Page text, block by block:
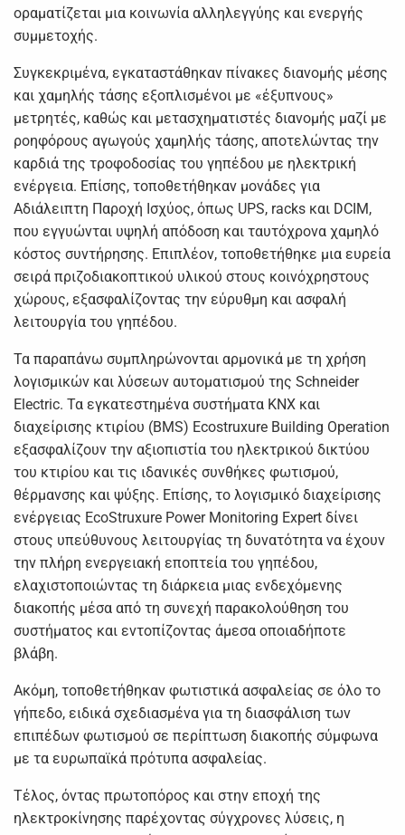
οραματίζεται μια κοινωνία αλληλεγγύης και ενεργής
συμμετοχής.
Συγκεκριμένα, εγκαταστάθηκαν πίνακες διανομής μέσης
και χαμηλής τάσης εξοπλισμένοι με «έξυπνους»
μετρητές, καθώς και μετασχηματιστές διανομής μαζί με
ροηφόρους αγωγούς χαμηλής τάσης, αποτελώντας την
καρδιά της τροφοδοσίας του γηπέδου με ηλεκτρική
ενέργεια. Επίσης, τοποθετήθηκαν μονάδες για
Αδιάλειπτη Παροχή Ισχύος, όπως UPS, racks και DCIM,
που εγγυώνται υψηλή απόδοση και ταυτόχρονα χαμηλό
κόστος συντήρησης. Επιπλέον, τοποθετήθηκε μια ευρεία
σειρά πριζοδιακοπτικού υλικού στους κοινόχρηστους
χώρους, εξασφαλίζοντας την εύρυθμη και ασφαλή
λειτουργία του γηπέδου.
Τα παραπάνω συμπληρώνονται αρμονικά με τη χρήση
λογισμικών και λύσεων αυτοματισμού της Schneider
Electric. Τα εγκατεστημένα συστήματα KNX και
διαχείρισης κτιρίου (BMS) Ecostruxure Building Operation
εξασφαλίζουν την αξιοπιστία του ηλεκτρικού δικτύου
του κτιρίου και τις ιδανικές συνθήκες φωτισμού,
θέρμανσης και ψύξης. Επίσης, το λογισμικό διαχείρισης
ενέργειας EcoStruxure Power Monitoring Expert δίνει
στους υπεύθυνους λειτουργίας τη δυνατότητα να έχουν
την πλήρη ενεργειακή εποπτεία του γηπέδου,
ελαχιστοποιώντας τη διάρκεια μιας ενδεχόμενης
διακοπής μέσα από τη συνεχή παρακολούθηση του
συστήματος και εντοπίζοντας άμεσα οποιαδήποτε
βλάβη.
Ακόμη, τοποθετήθηκαν φωτιστικά ασφαλείας σε όλο το
γήπεδο, ειδικά σχεδιασμένα για τη διασφάλιση των
επιπέδων φωτισμού σε περίπτωση διακοπής σύμφωνα
με τα ευρωπαϊκά πρότυπα ασφαλείας.
Τέλος, όντας πρωτοπόρος και στην εποχή της
ηλεκτροκίνησης παρέχοντας σύγχρονες λύσεις, η